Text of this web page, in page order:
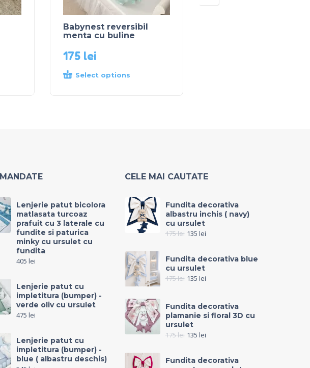
Babynest reversibil
menta cu buline
175 lei
Select options
Lenjerie patut bicolora
matlasata turcoaz
prafuit cu 3 laterale cu
fundite si paturica
minky cu ursulet cu
fundita
405 lei
Lenjerie patut cu
impletitura (bumper) -
verde oliv cu ursulet
475 lei
Lenjerie patut cu
impletitura (bumper) -
blue ( albastru deschis)
CELE MAI CAUTATE
Fundita decorativa
albastru inchis ( navy)
cu ursulet
175lei 135 lei
Fundita decorativa blue
cu ursulet
175lei 135 lei
Fundita decorativa
plamanie si floral 3D cu
ursulet
175lei 135 lei
Fundita decorativa